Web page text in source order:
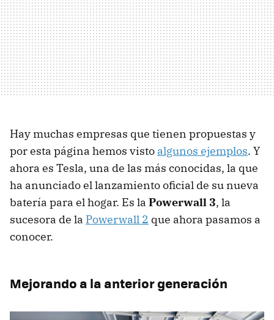
Hay muchas empresas que tienen propuestas y
por esta página hemos visto algunos ejemplos. Y
ahora es Tesla, una de las más conocidas, la que
ha anunciado el lanzamiento oficial de su nueva
batería para el hogar. Es la Powerwall 3, la
sucesora de la Powerwall 2 que ahora pasamos a
conocer.
Mejorando a la anterior generación